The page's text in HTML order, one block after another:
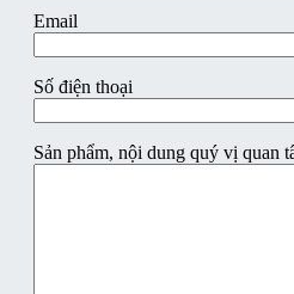
Email
Số điện thoại
Sản phẩm, nội dung quý vị quan